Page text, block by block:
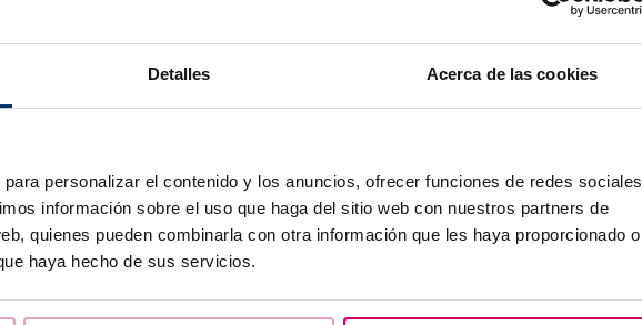
Detalles Acerca de las cookies
personalizar el contenido y los anuncios, ofrecer funciones de redes sociales
información sobre el uso que haga del sitio web con nuestros partners de
quienes pueden combinarla con otra información que les haya proporcionado o
haya hecho de sus servicios.
irregolari, oltre alla data dell’ultima mestruazione, si utilizza
sei incinta dopo un trasferimento embrionale, si calcola
“teorica”. Quest’ultima si ottiene sottraendo 19 giorni dalla
se è stato trasferito un embrione in stadio di
è stato trasferito un embrione al terzo giorno di sviluppo.
la data presunta del parto è solo una data stimata. Solo il 5%